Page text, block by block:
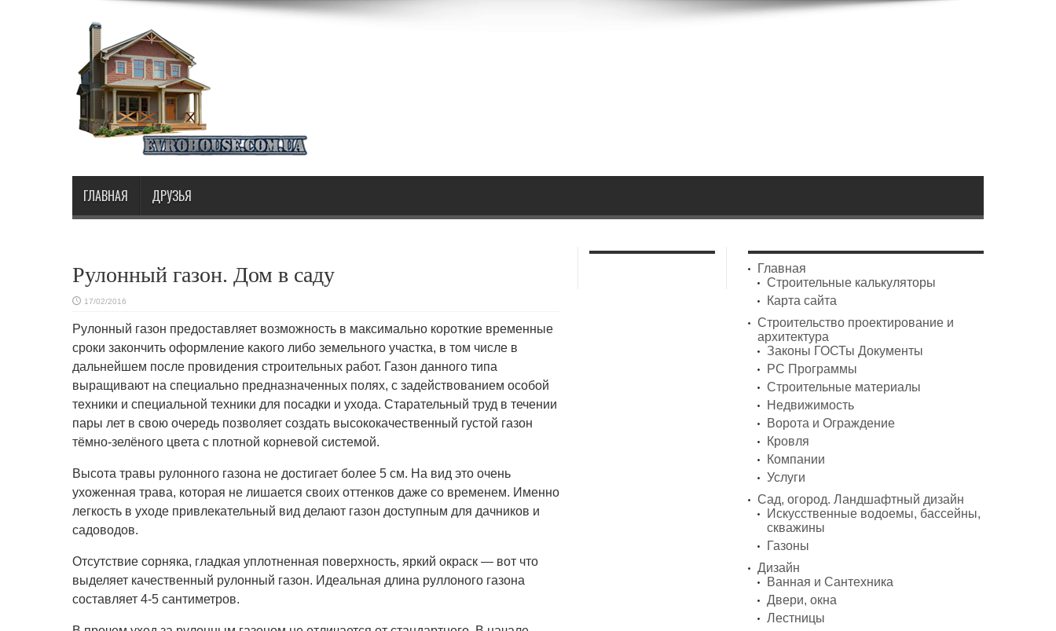
ГЛАВНАЯ ДРУЗЬЯ
Рулонный газон. Дом в саду
17/02/2016
Рулонный газон предоставляет возможность в максимально короткие временные
сроки закончить оформление какого либо земельного участка, в том числе в
дальнейшем после провидения строительных работ. Газон данного типа
выращивают на специально предназначенных полях, с задействованием особой
техники и специальной техники для посадки и ухода. Старательный труд в течении
пары лет в свою очередь позволяет создать высококачественный густой газон
тёмно-зелёного цвета с плотной корневой системой.
Высота травы рулонного газона не достигает более 5 см. На вид это очень
ухоженная трава, которая не лишается своих оттенков даже со временем. Именно
легкость в уходе привлекательный вид делают газон доступным для дачников и
садоводов.
Отсутствие сорняка, гладкая уплотненная поверхность, яркий окраск — вот что
выделяет качественный рулонный газон. Идеальная длина руллоного газона
составляет 4-5 сантиметров.
Главная
Строительные калькуляторы
Карта сайта
Строительство проектирование и
архитектура
Законы ГОСТы Документы
PC Программы
Строительные материалы
Недвижимость
Ворота и Ограждение
Кровля
Компании
Услуги
Сад, огород. Ландшафтный дизайн
Искусственные водоемы, бассейны,
скважины
Газоны
Дизайн
Ванная и Сантехника
Двери, окна
Лестницы